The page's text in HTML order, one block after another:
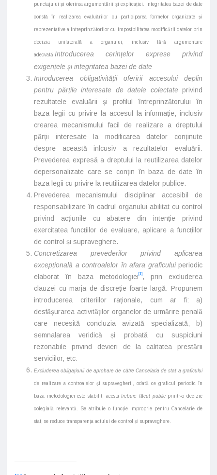
punctajului și oferirea argumentării și explicației. Integritatea bazei de date
constă în realizarea evaluărilor cu participarea formelor organizate și
reprezentative a întreprinzătorilor cu imposibilitatea modificării datelor prin
decizia unilaterală a organului, inclusiv fără argumentare
adecvată. Introducerea cerințelor exprese privind
exigențele și integritatea bazei de date
Introducerea obligativității oferirii accesului deplin
pentru părțile interesate de datele colectateprivind
rezultatele evaluării și profilul întreprinzătorului în
baza legii cu privire la accesul la informație, inclusiv
crearea mecanismului facil de realizare a dreptului
părții interesate la modificarea datelor conținute
despre această inlcusiv a rezultatelor evaluării.
Prevederea expresă a dreptului la reutilizarea datelor
depersonalizate care se conțin în baza de date în
baza legii cu privire la reutilizarea datelor publice.
Prevederea mecanismului disciplinar accesibil de
responsabilizare în cadrul organului abilitat cu control
privind acțiunile cu abatere din intenție privind
exercitatea funcțiilor de evaluare, aplicare a funcțiilor
de control și supraveghere.
Concretizarea prevederilor privind aplicarea
excepțională a controalelor în afara graficuluiperiodic
elaborat în baza metodologiei[3] , prin excluderea
clauzei cu marja de discreție foarte largă. Propunem
introducerea criteriilor raționale, cum ar fi: a)
desfășurarea activităților organelor de urmărire penală
care necesită concluzia avizată specializată, b)
semnalarea veridică și probată cu suspiciuni
rezonabile privind devieri de la calitatea prestării
serviciilor, etc.
Excluderea obligațiunii de aprobare de către Cancelaria de stat a graficului
de realizare a controalelor și supravegherii, odată ce graficul periodic în
baza metodologiei este stabilit, acesta trebuie făcut publicprintr-o decizie
colegială relevantă. Se atribuie o funcție improprie pentru Cancelarie de
stat, se reduce transparența actului de control și supraveghere.